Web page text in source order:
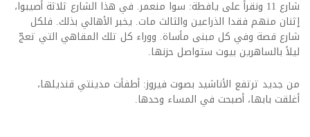
شارع 11 ونقرأ على يافطة: سوا منعمر. في هذا الشارع ثلاثة أصيبوا،
إثنان منهم فقدا الذراعين والثالث مات. يخبر الأهالي بذلك. فلكل
شارع قصة وفي كل مبنى مأساة. ووراء كل تلك المقاهي التي تعجّ
ليلاً بالساهرين بيوت ستواصل حزنها.
من جديد ترتفع الأناشيد بصوت فيروز: أطفأت مدينتي قنديلها،
أغلقت بابها، أصبحت في المساء وحدها.